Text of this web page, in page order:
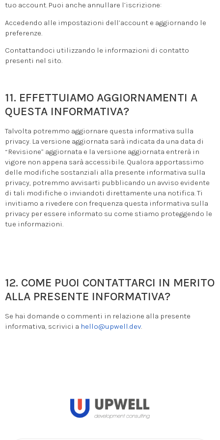
tuo account. Puoi anche annullare l’iscrizione:
Accedendo alle impostazioni dell’account e aggiornando le
preferenze.
Contattandoci utilizzando le informazioni di contatto
presenti nel sito.
11. EFFETTUIAMO AGGIORNAMENTI A
QUESTA INFORMATIVA?
Talvolta potremmo aggiornare questa informativa sulla
privacy. La versione aggiornata sarà indicata da una data di
“Revisione” aggiornata e la versione aggiornata entrerà in
vigore non appena sarà accessibile. Qualora apportassimo
delle modifiche sostanziali alla presente informativa sulla
privacy, potremmo avvisarti pubblicando un avviso evidente
di tali modifiche o inviandoti direttamente una notifica. Ti
invitiamo a rivedere con frequenza questa informativa sulla
privacy per essere informato su come stiamo proteggendo le
tue informazioni.
12. COME PUOI CONTATTARCI IN MERITO
ALLA PRESENTE INFORMATIVA?
Se hai domande o commenti in relazione alla presente
informativa, scrivici a hello@upwell.dev